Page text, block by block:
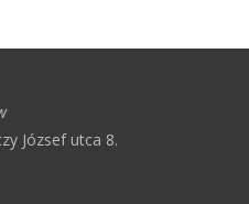
József utca 8.